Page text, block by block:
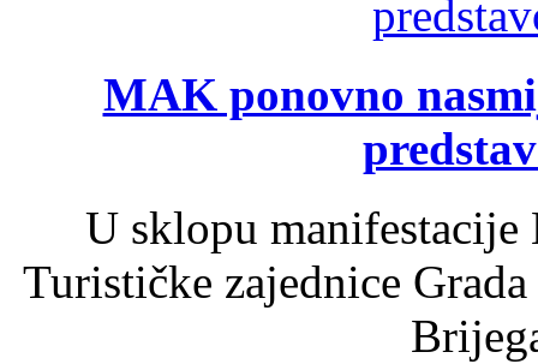
MAK ponovno
U sklopu
Turističke zajednice